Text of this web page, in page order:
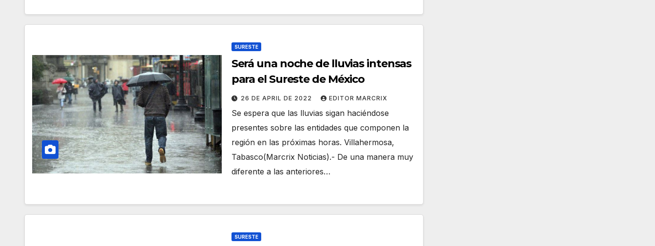
SURESTE
Será una noche de lluvias intensas
para el Sureste de México
26 DE APRIL DE 2022 EDITOR MARCRIX
Se espera que las lluvias sigan haciéndose
presentes sobre las entidades que componen la
región en las próximas horas. Villahermosa,
Tabasco(Marcrix Noticias).- De una manera muy
diferente a las anteriores…
SURESTE